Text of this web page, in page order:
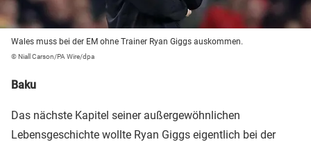
Wales muss bei der EM ohne Trainer Ryan Giggs auskommen.
© Niall Carson/PA Wire/dpa
Baku
Das nächste Kapitel seiner außergewöhnlichen
Lebensgeschichte wollte Ryan Giggs eigentlich bei der